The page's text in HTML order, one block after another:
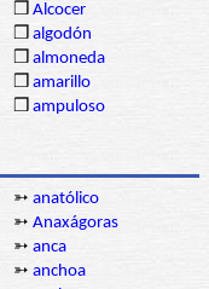
❒ Alcocer
❒ algodón
❒ almoneda
❒ amarillo
❒ ampuloso
➳ anatólico
➳ Anaxágoras
➳ anca
➳ anchoa